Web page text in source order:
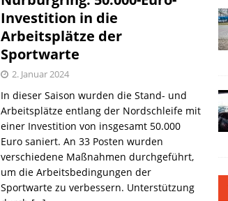
Investition in die
Arbeitsplätze der
Sportwarte
2. Januar 2024
In dieser Saison wurden die Stand- und
Arbeitsplätze entlang der Nordschleife mit
einer Investition von insgesamt 50.000
Euro saniert. An 33 Posten wurden
verschiedene Maßnahmen durchgeführt,
um die Arbeitsbedingungen der
Sportwarte zu verbessern. Unterstützung